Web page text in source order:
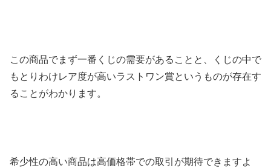
この商品でまず一番くじの需要があることと、くじの中で
もとりわけレア度が高いラストワン賞というものが存在す
ることがわかります。
希少性の高い商品は高価格帯での取引が期待できますよ